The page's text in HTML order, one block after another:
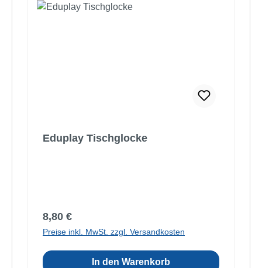
Eduplay Tischglocke
Regulärer Preis:
8,80 €
Preise inkl. MwSt. zzgl. Versandkosten
In den Warenkorb